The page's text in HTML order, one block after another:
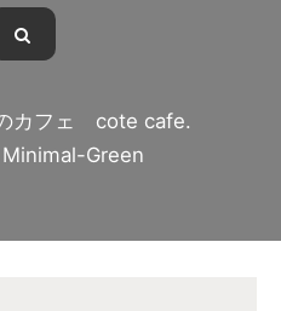
カフェ cote cafe.
Minimal-Green